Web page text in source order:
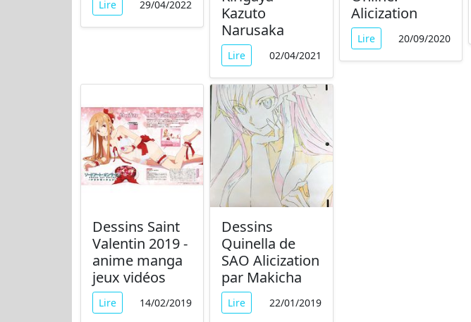
Lire 29/04/2022
Kazuto
Narusaka
Lire 02/04/2021
Alicization
Lire 20/09/2020
Dessins Saint
Valentin 2019 -
anime manga
jeux vidéos
Lire 14/02/2019
Dessins
Quinella de
SAO Alicization
par Makicha
Lire 22/01/2019